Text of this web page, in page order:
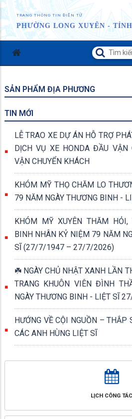
TRANG THÔNG TIN ĐIỆN TỬ
PHƯỜNG LONG XUYÊN -
SẢN PHẨM ĐỊA PHƯƠNG
TIN MỚI
LỄ TRAO XE DỰ ÁN HỖ TRỢ
DỊCH VỤ XE HONDA ĐẦU VẬN
VẬN CHUYỂN KHÁCH
KHÓM MỸ THỌ CHĂM LO
79 NĂM NGÀY THƯƠNG BINH -
KHÓM MỸ XUYÊN THĂM HỎI,
BINH NHÂN KỶ NIỆM 79 NĂM
SĨ (27/7/1947 – 27/7/2026)
☘️ NGÀY CHỦ NHẬT XANH LẦN
TRANG KHUÔN VIÊN ĐÌNH
NGÀY THƯƠNG BINH - LIỆT SĨ
HƯỚNG VỀ CỘI NGUỒN – THẮP
CÁC ANH HÙNG LIỆT SĨ
LỊCH CÔNG TÁC